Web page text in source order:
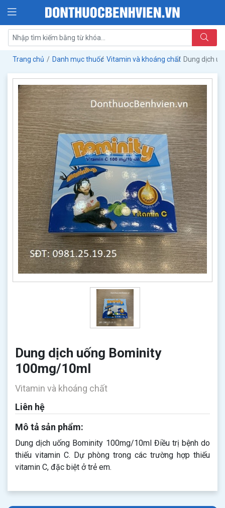
Trang chủ Danh mục thuốc Vitamin và khoáng chất Dung dịch
Dung dịch uống Bominity
100mg/10ml
Vitamin và khoáng chất
Liên hệ
Mô tả sản phẩm:
Dung dịch uống Bominity 100mg/10ml Điều trị bệnh do
thiếu vitamin C. Dự phòng trong các trường hợp thiếu
vitamin C, đặc biệt ở trẻ em.